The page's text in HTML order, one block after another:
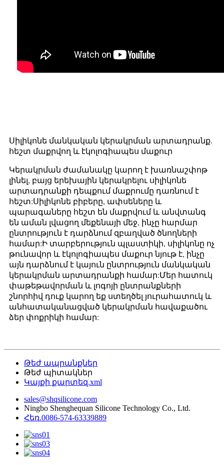
Սիլիկոնե մանկական կերակրման արտադրանք.
հեշտ մաքրվող և էկոլոգիապես մաքուր
Կերակրման ժամանակը կարող է խառնաշփոթ
լինել, բայց երեխային կերակրելու սիլիկոնե
արտադրանքի դեպքում մաքրումը դառնում է
հեշտ:Սիլիկոնե բիբերը, ափսեները և
պարագաները հեշտ են մաքրվում և անվտանգ
են աման լվացող մեքենայի մեջ, ինչը հարմար
ընտրություն է դարձնում զբաղված ծնողների
համար:Ի տարբերություն պլաստիկի, սիլիկոնը ոչ
թունավոր և էկոլոգիապես մաքուր նյութ է, ինչը
այն դարձնում է կայուն ընտրություն մանկական
կերակրման արտադրանքի համար:Մեր հատուկ
փաթեթավորման և լոգոյի ընտրանքների
շնորհիվ դուք կարող եք ստեղծել յուրահատուկ և
անհատականացված կերակրման հավաքածու
ձեր փոքրիկի համար:
Թեժ ապրանքներ
Թեժ պիտակներ
Կայքի քարտեզ.xml
sales@shqsilicone.com
Ningbo Shenghequan Silicone Technology Co., Ltd.
Հեռ.0086-574-63339889